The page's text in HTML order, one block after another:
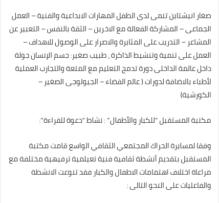
صغار انيشتاين تنمى لدى الطفل المهارات الابداعية والفنية – العمل
الجماعى – المشاركة الفعالة مع الاخرين – الثقة بالنفس – التعبير عن
المشاعر – التدريب على المثابرة والاصرار على الوصول للاهداف –
العمل على تنمية وتنشيط الذاكرة ، طبيب صغير: جسم الإنسان جولة
داخل عالمة الداخلى دورة تدمج التعليم مع المتعة والتجارب العملية
لأطباء بالاضافة لدورات ( عالم الفضاء – الجيولوجى الصغير –
الكورشية)
مكتبة المستقبل “للكبار والأطفال” : نشاط “دعوة للقراءة”:
وفقا لمسايرة الحراك المجتمعي الثقافي الواسع قامت مكتبة
المستقبل بتقديم أنشطة ثقافية فنية تعيلمية ترفيهية مختلفة مع
مراعاة اختلاف اهتمامات الاطفال والكبار فقد تنوعت الانشطة
والفاعليات على النحو التالى :